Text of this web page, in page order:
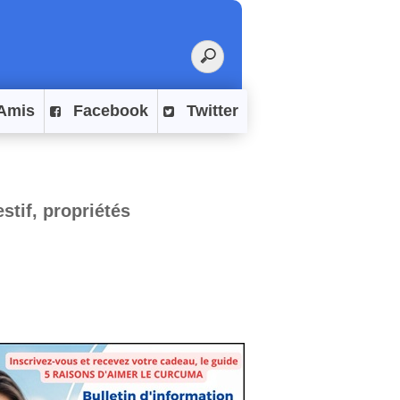
Facebook Twitter
propriétés